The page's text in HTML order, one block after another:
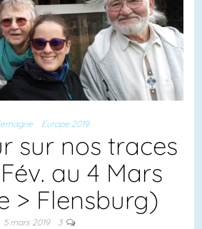
Europe 2019
sur nos traces
au 4 Mars
> Flensburg)
5 mars 2019 3